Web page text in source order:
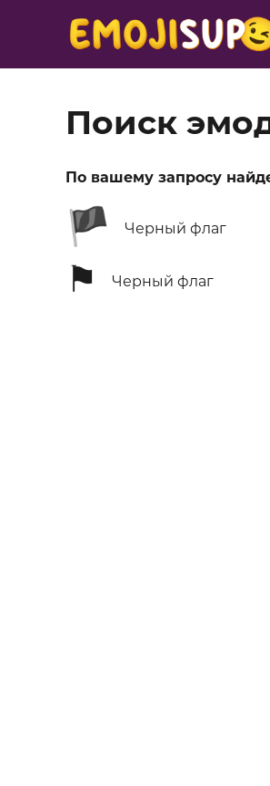
Поиск
По вашему запросу
🏴 Черный флаг
⚑ Черный флаг